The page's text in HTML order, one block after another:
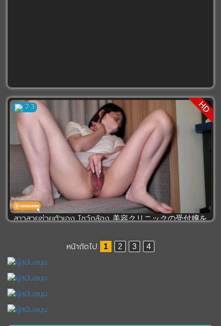
7.3 HD
สาวสวยช่วยตัวเอง โชว์กล้อง 美容クリニックの受付嬢を
[ 0 ] เข้าชม 1946 ครั้ง
หน้าถัดไป 1 2 3 4